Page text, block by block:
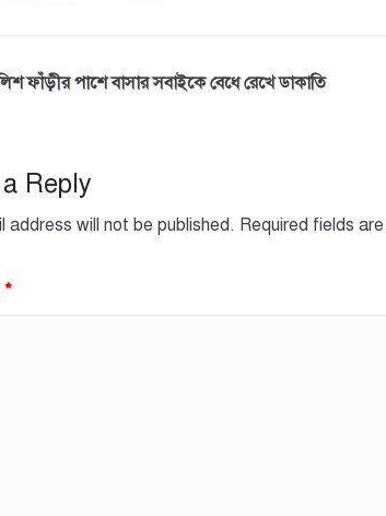
er s
p
e
ফাঁড়ীর পাশে বাসার সবাইকে বেধে রেখে ডাকাতি
Reply
address will not be published. Required fields
*